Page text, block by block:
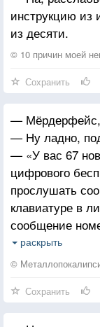
инструкцию из
из десяти.
© 10 причин моей
Сохранить
— Мёрдерфейс,
— Ну ладно,
— «У вас 67
цифрового
прослушать
клавиатуре в
сообщение
удалить или
следуйте
Жестоко!
раскрыть
©
Сохранить